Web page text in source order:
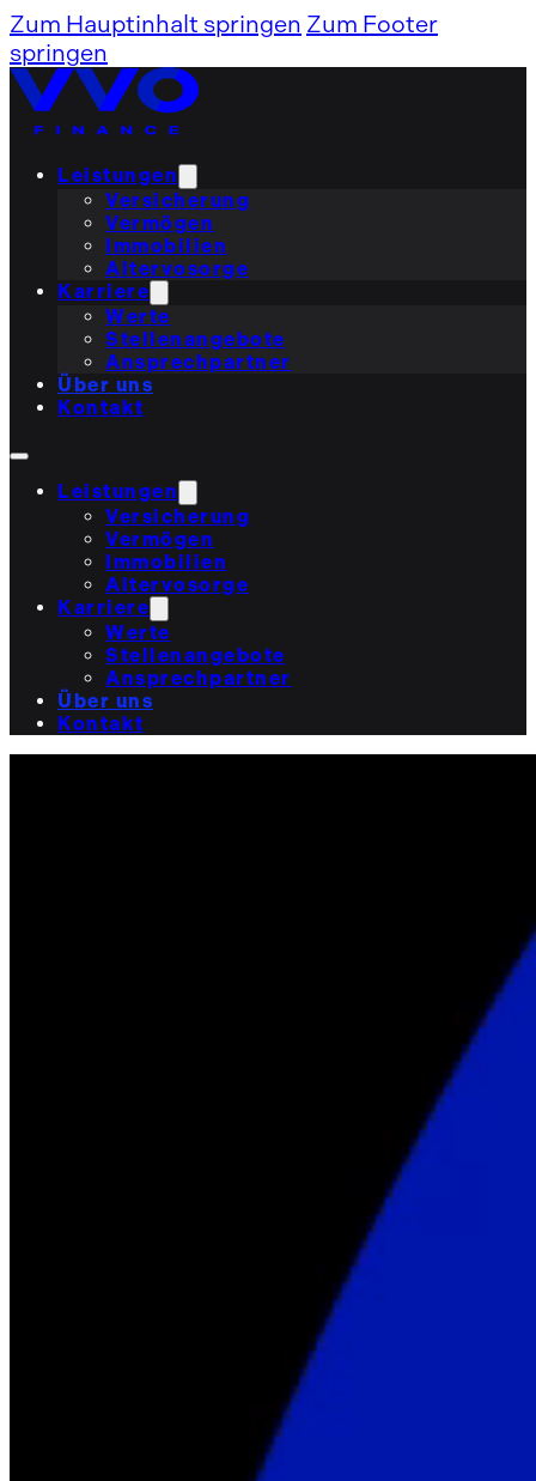
Zum Hauptinhalt springen Zum Footer
springen
Leistungen
Versicherung
Vermögen
Immobilien
Altervosorge
Karriere
Werte
Stellenangebote
Ansprechpartner
Über uns
Kontakt
Leistungen
Versicherung
Vermögen
Immobilien
Altervosorge
Karriere
Werte
Stellenangebote
Ansprechpartner
Über uns
Kontakt